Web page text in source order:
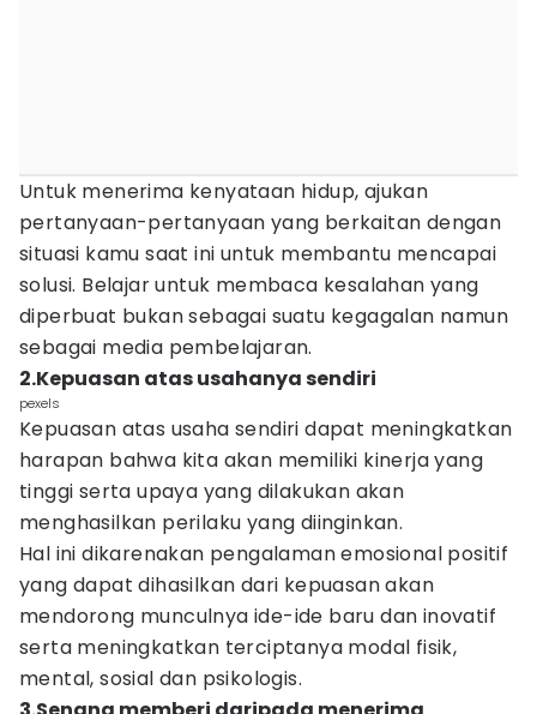
Untuk menerima kenyataan hidup, ajukan
pertanyaan-pertanyaan yang berkaitan dengan
situasi kamu saat ini untuk membantu mencapai
solusi. Belajar untuk membaca kesalahan yang
diperbuat bukan sebagai suatu kegagalan namun
sebagai media pembelajaran.
2.Kepuasan atas usahanya sendiri
pexels
Kepuasan atas usaha sendiri dapat meningkatkan
harapan bahwa kita akan memiliki kinerja yang
tinggi serta upaya yang dilakukan akan
menghasilkan perilaku yang diinginkan.
Hal ini dikarenakan pengalaman emosional positif
yang dapat dihasilkan dari kepuasan akan
mendorong munculnya ide-ide baru dan inovatif
serta meningkatkan terciptanya modal fisik,
mental, sosial dan psikologis.